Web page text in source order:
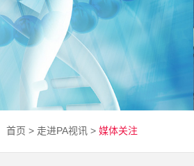
首页 > 走进PA视讯 >媒体关注